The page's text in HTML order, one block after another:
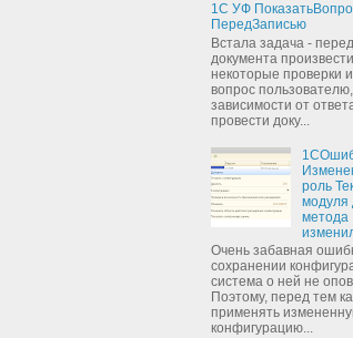
1С УФ
ПередЗаписью
Встала задача -
документа произвести
некоторые проверки
вопрос
зависимости от
провести доку...
роль
модуля
метода
Очень забавная
сохранении
система о ней не
Поэтому, перед тем
применять
конфигурацию...